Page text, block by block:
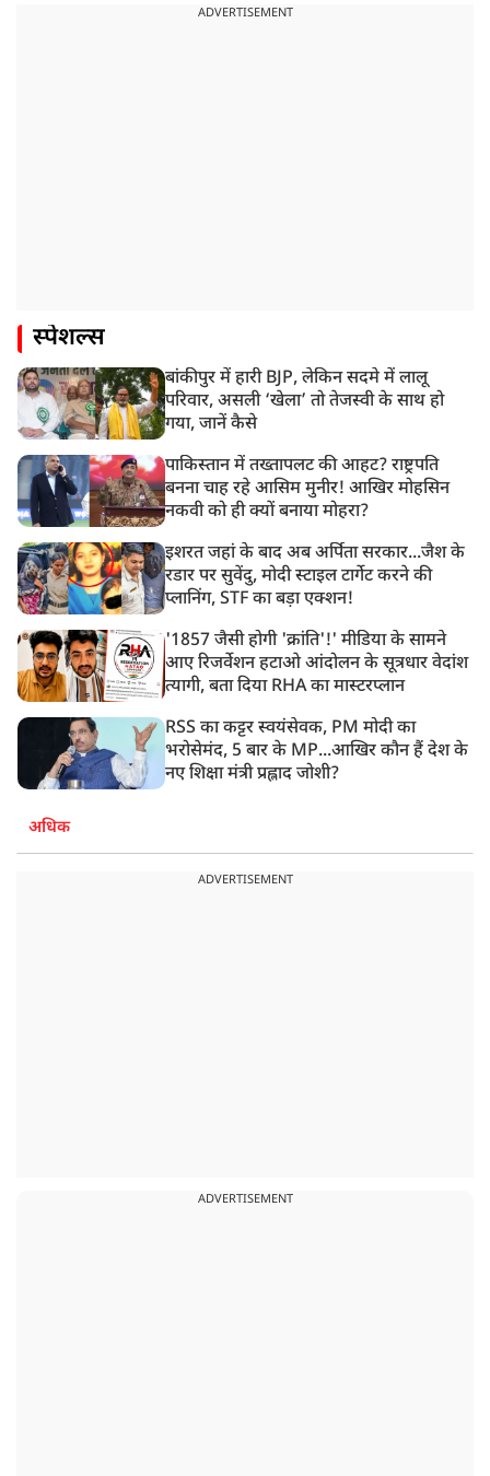
ADVERTISEMENT
स्पेशल्स
बांकीपुर में हारी BJP, लेकिन सदमे में लालू
परिवार, असली ‘खेला’ तो तेजस्वी के साथ हो
गया, जानें कैसे
पाकिस्तान में तख्तापलट की आहट? राष्ट्रपति
बनना चाह रहे आसिम मुनीर! आखिर मोहसिन
नकवी को ही क्यों बनाया मोहरा?
इशरत जहां के बाद अब अर्पिता सरकार...जैश के
रडार पर सुवेंदु, मोदी स्टाइल टार्गेट करने की
प्लानिंग, STF का बड़ा एक्शन!
'1857 जैसी होगी 'क्रांति'!' मीडिया के सामने
आए रिजर्वेशन हटाओ आंदोलन के सूत्रधार वेदांश
त्यागी, बता दिया RHA का मास्टरप्लान
RSS का कट्टर स्वयंसेवक, PM मोदी का
भरोसेमंद, 5 बार के MP...आखिर कौन हैं देश के
नए शिक्षा मंत्री प्रह्लाद जोशी?
अधिक
ADVERTISEMENT
ADVERTISEMENT